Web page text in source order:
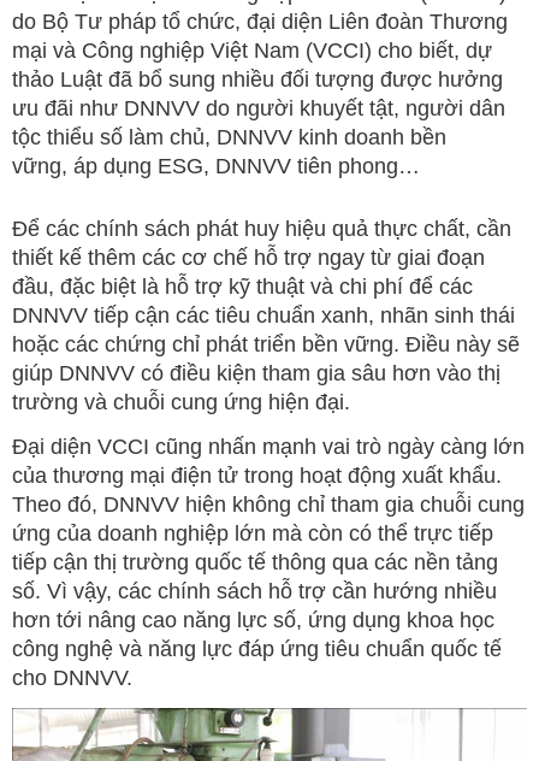
do Bộ Tư pháp tổ chức, đại diện Liên đoàn Thương
mại và Công nghiệp Việt Nam (VCCI) cho biết, dự
thảo Luật đã bổ sung nhiều đối tượng được hưởng
ưu đãi như DNNVV do người khuyết tật, người dân
tộc thiểu số làm chủ, DNNVV kinh doanh bền
vững, áp dụng ESG, DNNVV tiên phong…
Để các chính sách phát huy hiệu quả thực chất, cần
thiết kế thêm các cơ chế hỗ trợ ngay từ giai đoạn
đầu, đặc biệt là hỗ trợ kỹ thuật và chi phí để các
DNNVV tiếp cận các tiêu chuẩn xanh, nhãn sinh thái
hoặc các chứng chỉ phát triển bền vững. Điều này sẽ
giúp DNNVV có điều kiện tham gia sâu hơn vào thị
trường và chuỗi cung ứng hiện đại.
Đại diện VCCI cũng nhấn mạnh vai trò ngày càng lớn
của thương mại điện tử trong hoạt động xuất khẩu.
Theo đó, DNNVV hiện không chỉ tham gia chuỗi cung
ứng của doanh nghiệp lớn mà còn có thể trực tiếp
tiếp cận thị trường quốc tế thông qua các nền tảng
số. Vì vậy, các chính sách hỗ trợ cần hướng nhiều
hơn tới nâng cao năng lực số, ứng dụng khoa học
công nghệ và năng lực đáp ứng tiêu chuẩn quốc tế
cho DNNVV.